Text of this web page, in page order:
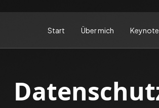
Start Über mich